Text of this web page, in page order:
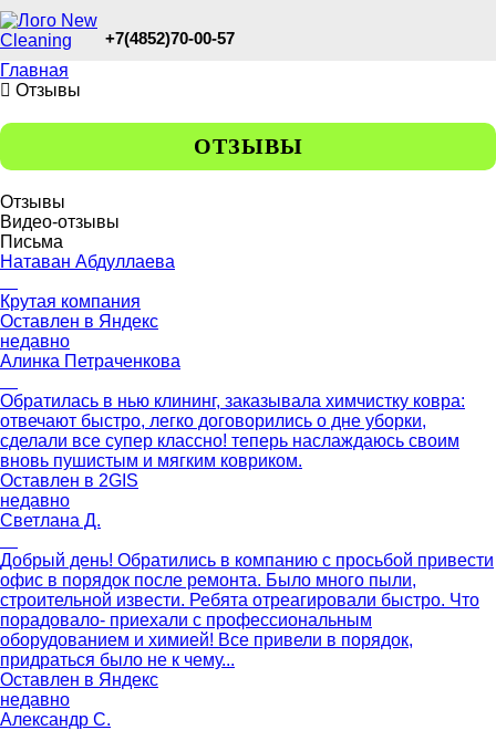
+7(4852)70-00-57
Главная
Отзывы
ОТЗЫВЫ
Отзывы
Видео-отзывы
Письма
Натаван Абдуллаева
Крутая компания
Оставлен в Яндекс
недавно
Алинка Петраченкова
Обратилась в нью клининг, заказывала химчистку ковра:
отвечают быстро, легко договорились о дне уборки,
сделали все супер классно! теперь наслаждаюсь своим
вновь пушистым и мягким ковриком.
Оставлен в 2GIS
недавно
Светлана Д.
Добрый день! Обратились в компанию с просьбой привести
офис в порядок после ремонта. Было много пыли,
строительной извести. Ребята отреагировали быстро. Что
порадовало- приехали с профессиональным
оборудованием и химией! Все привели в порядок,
придраться было не к чему...
Оставлен в Яндекс
недавно
Александр С.